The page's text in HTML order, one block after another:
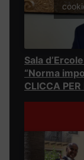
Sala
“Norma
CLICCA PER